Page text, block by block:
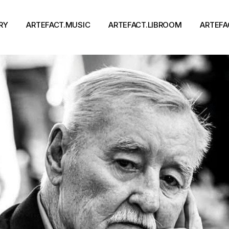
ARTEFACT.MUSIC
Виконавці
Альбоми
ARTEFACT.LIBROOM
Книги
Письменники
Події